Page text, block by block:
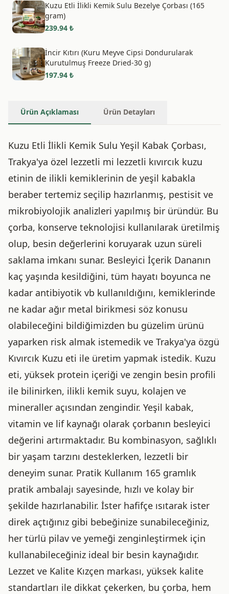
Kuzu Etli İlikli Kemik Sulu Bezelye Çorbası (165
gram)
239.94 ₺
İncir Kıtırı (Kuru Meyve Cipsi Dondurularak
Kurutulmuş Freeze Dried-30 g)
197.94 ₺
Ürün Açıklaması Ürün Detayları
Kuzu Etli İlikli Kemik Sulu Yeşil Kabak Çorbası,
Trakya'ya özel lezzetli mi lezzetli kıvırcık kuzu
etinin de ilikli kemiklerinin de yeşil kabakla
beraber tertemiz seçilip hazırlanmış, pestisit ve
mikrobiyolojik analizleri yapılmış bir üründür. Bu
çorba, konserve teknolojisi kullanılarak üretilmiş
olup, besin değerlerini koruyarak uzun süreli
saklama imkanı sunar. Besleyici İçerik Dananın
kaç yaşında kesildiğini, tüm hayatı boyunca ne
kadar antibiyotik vb kullanıldığını, kemiklerinde
ne kadar ağır metal birikmesi söz konusu
olabileceğini bildiğimizden bu güzelim ürünü
yaparken risk almak istemedik ve Trakya'ya özgü
Kıvırcık Kuzu eti ile üretim yapmak istedik. Kuzu
eti, yüksek protein içeriği ve zengin besin profili
ile bilinirken, ilikli kemik suyu, kolajen ve
mineraller açısından zengindir. Yeşil kabak,
vitamin ve lif kaynağı olarak çorbanın besleyici
değerini artırmaktadır. Bu kombinasyon, sağlıklı
bir yaşam tarzını desteklerken, lezzetli bir
deneyim sunar. Pratik Kullanım 165 gramlık
pratik ambalajı sayesinde, hızlı ve kolay bir
şekilde hazırlanabilir. İster hafifçe ısıtarak ister
direk açtığınız gibi bebeğinize sunabileceğiniz,
her türlü pilav ve yemeği zenginleştirmek için
kullanabileceğiniz ideal bir besin kaynağıdır.
Lezzet ve Kalite Kızçen markası, yüksek kalite
standartları ile dikkat çekerken, bu çorba, hem